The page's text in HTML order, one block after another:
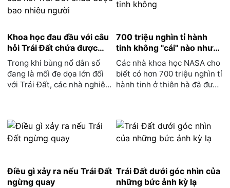
Khoa học đau đầu với câu
hỏi Trái Đất chứa được
bao nhiêu người
Trong khi bùng nổ dân số
đang là mối đe dọa lớn đối
với Trái Đất, các nhà nghiên
700 triệu nghìn tỉ hành
tinh không "cái" nào như
Trái đất
Các nhà khoa học NASA cho
biết có hơn 700 triệu nghìn tỉ
hành tinh ở thiên hà đã được
Điều gì xảy ra nếu Trái Đất
ngừng quay
Trái Đất dưới góc nhìn của
những bức ảnh kỳ lạ